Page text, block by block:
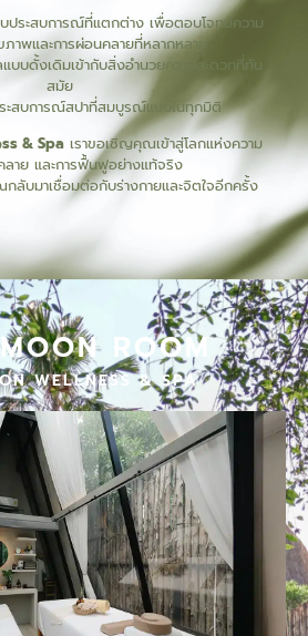
ประสบการณ์ที่แตกต่าง เพื่อตอบโจทย์ความ
าพและการผ่อนคลายที่หลากหลาย
บบดั้งเดิมเข้ากับสิ่งอำนวยความสะดวกที่ทัน
สมัย
ะสบการณ์สปาที่สมบูรณ์แบบในทุกมิติ
& Spaเราขอเชิญคุณเข้าสู่โลกแห่งความ
าย และการฟื้นฟูอย่างแท้จริง
กลับมาเชื่อมต่อกับร่างกายและจิตใจอีกครั้ง
ROOM
WELLNESS & SPA